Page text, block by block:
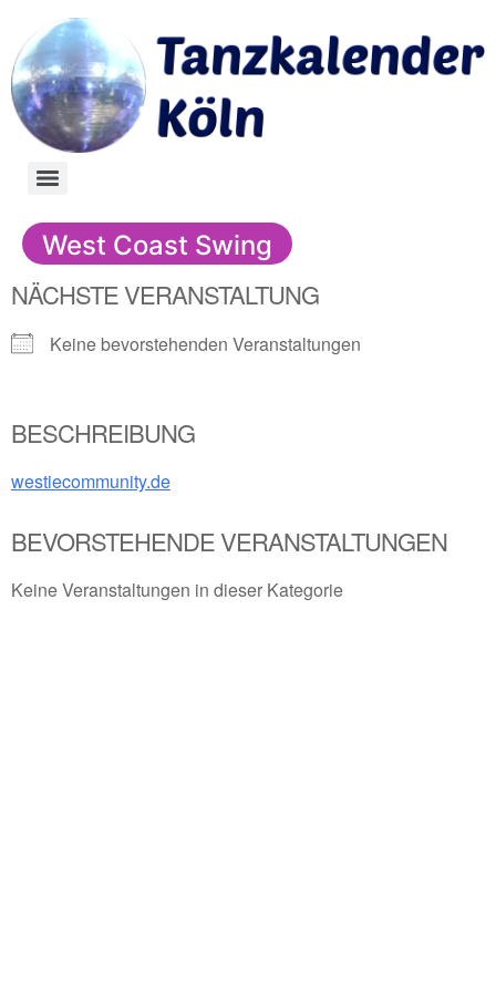
West Coast Swing
NÄCHSTE VERANSTALTUNG
Keine bevorstehenden Veranstaltungen
BESCHREIBUNG
westiecommunity.de
BEVORSTEHENDE VERANSTALTUNGEN
Keine Veranstaltungen in dieser Kategorie